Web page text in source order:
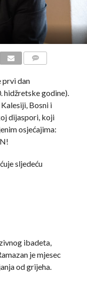
prvi dan
hidžretske godine).
Bosni i
dijaspori, koji
osjećajima:
sljedeću
ibadeta,
je mjesec
od grijeha.